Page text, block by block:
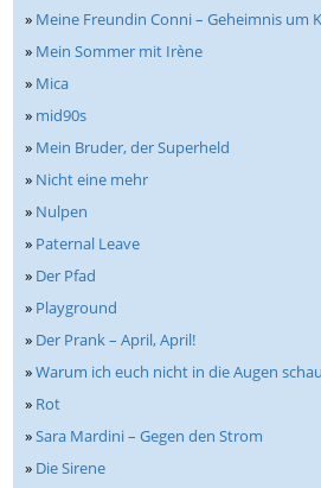
» Meine Freundin Conni – Geheimnis um
» Mein Sommer mit Irène
» Mica
» mid90s
» Mein Bruder, der Superheld
» Nicht eine mehr
» Nulpen
» Paternal Leave
» Der Pfad
» Playground
» Der Prank – April, April!
»Warum ich euch nicht in die Augen
» Rot
»Sara Mardini – Gegen den Strom
» Die Sirene